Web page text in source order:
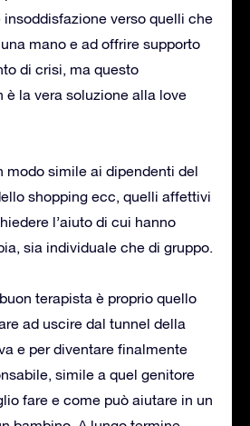
insoddisfazione verso quelli che
mano e ad offrire supporto
di crisi, ma questo
è la vera soluzione alla love
modo simile ai dipendenti del
shopping ecc, quelli affettivi
l’aiuto di cui hanno
sia individuale che di gruppo.
terapista è proprio quello
ad uscire dal tunnel della
e per diventare finalmente
simile a quel genitore
fare e come può aiutare in un